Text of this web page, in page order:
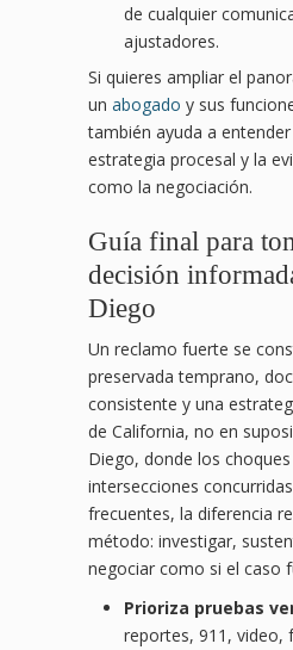
de cualquier
ajustadores.
Si quieres ampliar el
un abogado y sus
también ayuda a
estrategia procesal y la
como la negociación.
Guía final para
decisión
Diego
Un reclamo fuerte se
preservada temprano,
consistente y una
de California, no en
Diego, donde los
intersecciones
frecuentes, la diferencia
método: investigar,
negociar como si el caso
Prioriza pruebas
reportes, 911, video,